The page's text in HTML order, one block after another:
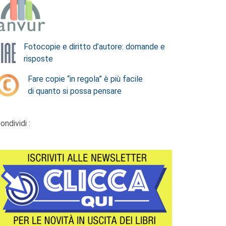
Fotocopie e diritto d’autore: domande e
risposte
Fare copie “in regola” è più facile
di quanto si possa pensare
: